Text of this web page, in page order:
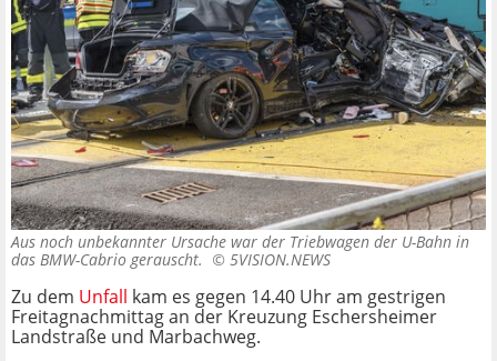
Aus noch unbekannter Ursache war der Triebwagen der U-Bahn in
das BMW-Cabrio gerauscht. © 5VISION.NEWS
Zu dem Unfall kam es gegen 14.40 Uhr am gestrigen
Freitagnachmittag an der Kreuzung Eschersheimer
Landstraße und Marbachweg.